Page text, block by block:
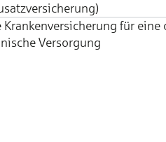
Krankenversicherung für eine
Versorgung